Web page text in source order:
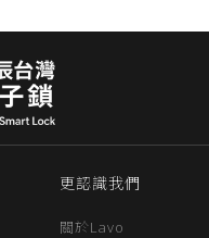
更認識我們
關於Lavo